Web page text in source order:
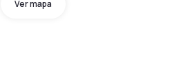
Ver mapa